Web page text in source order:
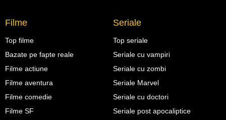
Filme
Top filme
Bazate pe fapte reale
Filme actiune
Filme aventura
Filme comedie
Filme SF
Seriale
Top seriale
Seriale cu vampiri
Seriale cu zombi
Seriale Marvel
Seriale cu doctori
Seriale post apocaliptice